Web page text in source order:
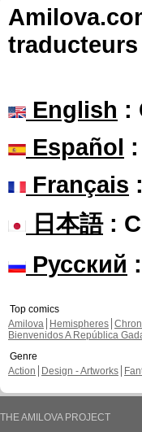
English :
Español
Français
日本語:
Русский
Top comics
Amilova
Hemispheres
Bienvenidos A República
Genre
Action
Design - Artworks
THE AMILOVA PROJECT